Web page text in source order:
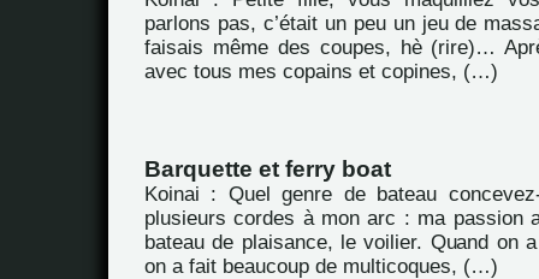
parlons pas, c’était un peu un jeu de
faisais même des coupes, hè (rire)…
avec tous mes copains et copines, (…)
Barquette et ferry boat
Koinai : Quel genre de bateau
plusieurs cordes à mon arc : ma passion
bateau de plaisance, le voilier. Quand on
on a fait beaucoup de multicoques, (…)